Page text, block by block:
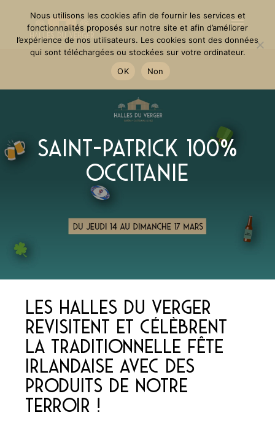
Saint-Patrick 100%
Occitanie
Les Halles du Verger
revisitent et célèbrent
la traditionnelle fête
Irlandaise avec des
produits de notre
terroir !
Nous utilisons les cookies afin de fournir les services et
fonctionnalités proposés sur notre site et afin d’améliorer
l’expérience de nos utilisateurs. Les cookies sont des données
qui sont téléchargées ou stockées sur votre ordinateur.
OK
Non